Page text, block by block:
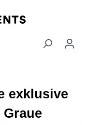
exklusive